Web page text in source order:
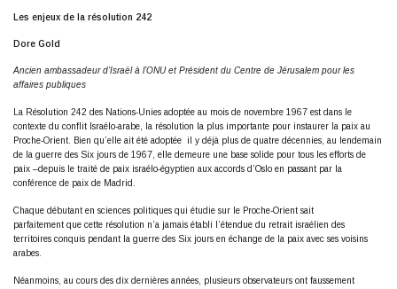
Les enjeux de la résolution 242
Dore Gold
Ancien ambassadeur d’Israël à l’ONU et Président du Centre de Jérusalem pour les
affaires publiques
La Résolution 242 des Nations-Unies adoptée au mois de novembre 1967 est dans le
contexte du conflit Israélo-arabe, la résolution la plus importante pour instaurer la paix au
Proche-Orient. Bien qu’elle ait été adoptée il y déjà plus de quatre décennies, au lendemain
de la guerre des Six jours de 1967, elle demeure une base solide pour tous les efforts de
paix –depuis le traité de paix israélo-égyptien aux accords d’Oslo en passant par la
conférence de paix de Madrid.
Chaque débutant en sciences politiques qui étudie sur le Proche-Orient sait
parfaitement que cette résolution n’a jamais établi l’étendue du retrait israélien des
territoires conquis pendant la guerre des Six jours en échange de la paix avec ses voisins
arabes.
Néanmoins, au cours des dix dernières années, plusieurs observateurs ont faussement